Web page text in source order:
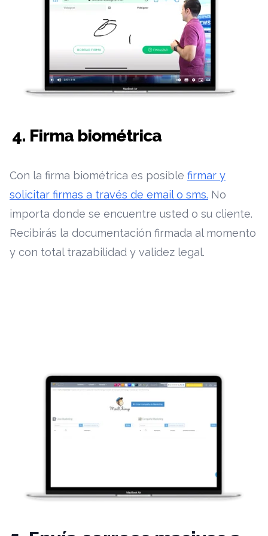
4. Firma biométrica
Con la firma biométrica es posible firmar y
solicitar firmas a través de email o sms. No
importa donde se encuentre usted o su cliente.
Recibirás la documentación firmada al momento
y con total trazabilidad y validez legal.